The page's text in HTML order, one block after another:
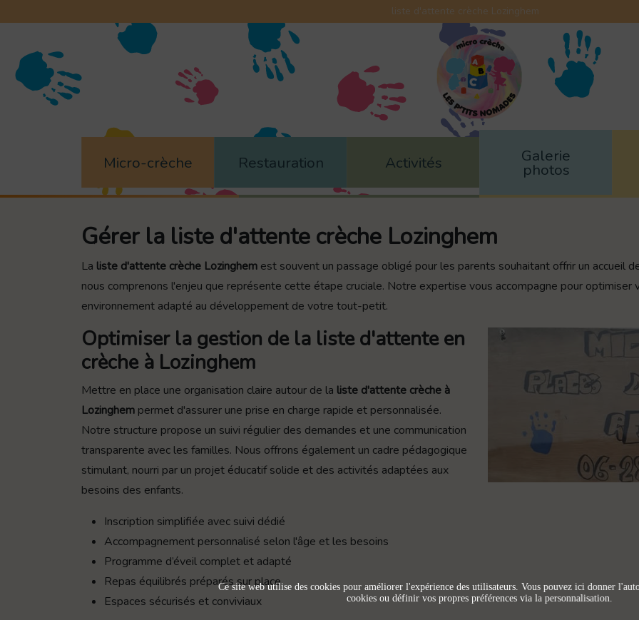
liste d'attente crèche Lozinghem
Micro-crèche Restauration Activités Galerie
photos
Gérer la liste d'attente crèche Lozinghem
La liste d'attente crèche Lozinghem est souvent un passage obligé pour les parents souhaitant offrir un accueil
nous comprenons l'enjeu que représente cette étape cruciale. Notre expertise vous accompagne pour optimiser
environnement adapté au développement de votre tout-petit.
Optimiser la gestion de la liste d'attente en
crèche à Lozinghem
Mettre en place une organisation claire autour de la liste d'attente crèche à
Lozinghem permet d'assurer une prise en charge rapide et personnalisée.
Notre structure propose un suivi régulier des demandes et une communication
transparente avec les familles. Nous offrons également un cadre pédagogique
stimulant, nourri par un projet éducatif solide et des activités adaptées aux
besoins des enfants.
Inscription simplifiée avec suivi dédié
Accompagnement personnalisé selon l'âge et les besoins
Programme d’éveil complet et adapté
Repas équilibrés préparés sur place
Espaces sécurisés et conviviaux
Ce site web utilise des cookies pour améliorer l'expérience des utilisateurs. Vous pouvez ici donner
cookies ou définir vos propres préférences via la personnalisation.